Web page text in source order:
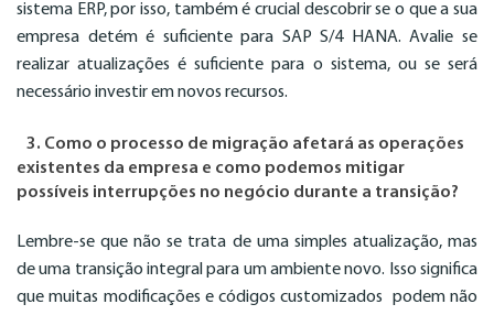
sistema ERP, por isso, também é crucial descobrir se o que a sua
empresa detém é suficiente para SAP S/4 HANA. Avalie se
realizar atualizações é suficiente para o sistema, ou se será
necessário investir em novos recursos.
3. Como o processo de migração afetará as operações
existentes da empresa e como podemos mitigar
possíveis interrupções no negócio durante a transição?
Lembre-se que não se trata de uma simples atualização, mas
de uma transição integral para um ambiente novo. Isso significa
que muitas modificações e códigos customizados podem não